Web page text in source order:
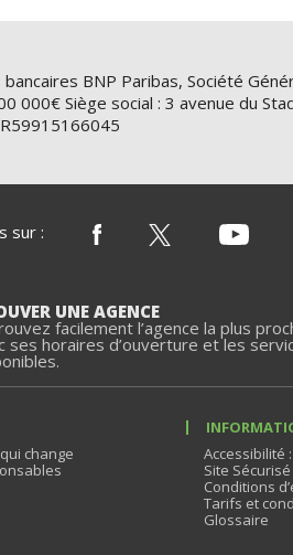
BNP Paribas, Société
000€ Siège social : 3 avenue du
sur :
UNE AGENCE
facilement l’agence la plus
ses horaires d’ouverture et les
change
Accessibilité
Site Sécurisé
Conditions
Tarifs et
Glossaire